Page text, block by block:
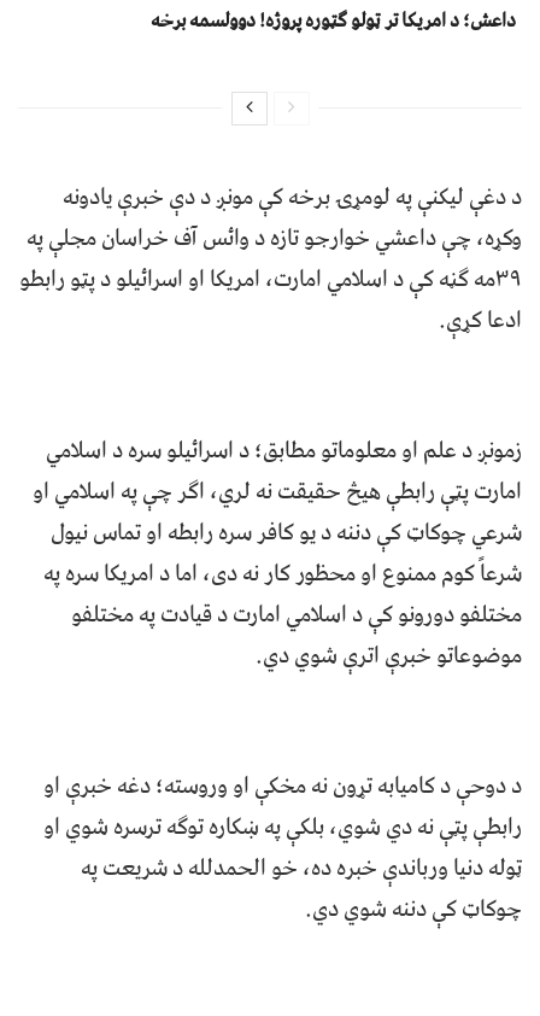
داعش؛ د امریکا تر ټولو ګټوره پروژه! دوولسمه برخه
د دغې لیکنې په لومړۍ برخه کې مونږ د دې خبرې یادونه
وکړه، چې داعشي خوارجو تازه د وائس آف خراسان مجلې په
۳۹مه ګڼه کې د اسلامي امارت، امریکا او اسرائیلو د پټو رابطو
ادعا کړې.
زمونږ د علم او معلوماتو مطابق؛ د اسرائیلو سره د اسلامي
امارت پټې رابطې هیڅ حقیقت نه لري، اګر چې په اسلامي او
شرعي چوکاټ کې دننه د یو کافر سره رابطه او تماس نیول
شرعاً کوم ممنوع او محظور کار نه دی، اما د امریکا سره په
مختلفو دورونو کې د اسلامي امارت د قیادت په مختلفو
موضوعاتو خبرې اترې شوي دي.
د دوحې د کامیابه تړون نه مخکې او وروسته؛ دغه خبرې او
رابطې پټې نه دي شوي، بلکې په ښکاره توګه ترسره شوي او
ټوله دنیا ورباندې خبره ده، خو الحمدلله د شریعت په
چوکاټ کې دننه شوي دي.